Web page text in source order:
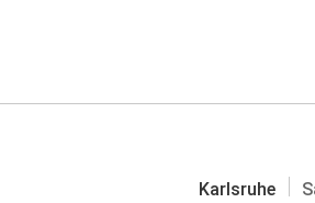
Karlsruhe